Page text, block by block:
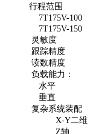
行程范围
7T175V-
7T175V-
灵敏度
跟踪精度
读数精度
负载能力：
水平
垂直
复杂系统装配
X-Y二维
Z轴